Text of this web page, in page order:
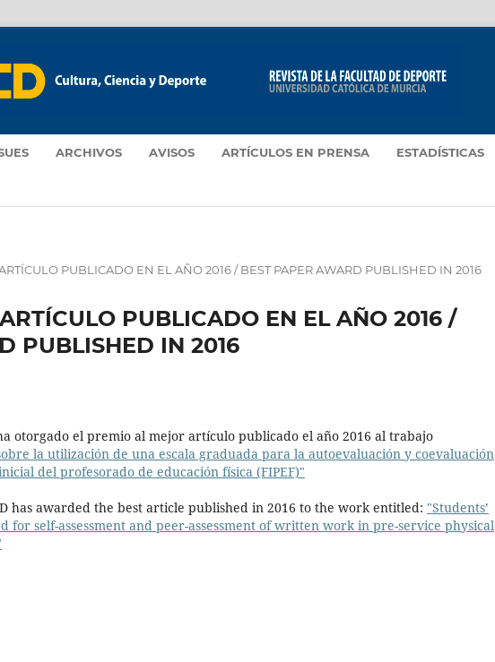
ARCHIVOS AVISOS ARTÍCULOS EN PRENSA ESTADÍSTICAS
PUBLICADO EN EL AÑO 2016 / BEST PAPER AWARD PUBLISHED IN 2016
PUBLICADO EN EL AÑO 2016 /
PUBLISHED IN 2016
otorgado el premio al mejor artículo publicado el año 2016 al trabajo
la utilización de una escala graduada para la autoevaluación y coevaluación
del profesorado de educación física (FIPEF)"
has awarded the best article published in 2016 to the work entitled: "Students’
for self-assessment and peer-assessment of written work in pre-service physical